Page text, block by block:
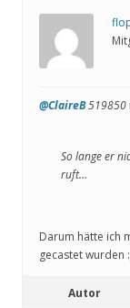
@ClaireB519850
So lange er
ruft…
Darum hätte ich
gecastet wurden
Autor